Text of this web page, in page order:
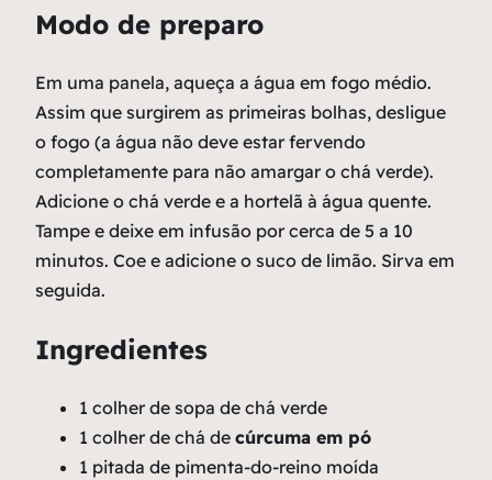
Modo de preparo
Em uma panela, aqueça a água em fogo médio.
Assim que surgirem as primeiras bolhas, desligue
o fogo (a água não deve estar fervendo
completamente para não amargar o chá verde).
Adicione o chá verde e a hortelã à água quente.
Tampe e deixe em infusão por cerca de 5 a 10
minutos. Coe e adicione o suco de limão. Sirva em
seguida.
Ingredientes
1 colher de sopa de chá verde
1 colher de chá de cúrcuma em pó
1 pitada de pimenta-do-reino moída